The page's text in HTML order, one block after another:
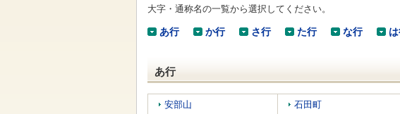
大字・通称名の一覧から選択してください。
あ行 か行 さ行 た行 な行
あ行
安部山 石田町